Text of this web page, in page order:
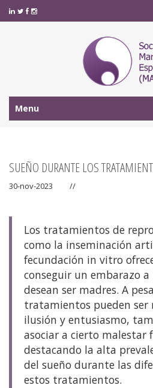
Menu
SUEÑO DURANTE LOS
30-nov-2023 //
Los tratamientos de
como la inseminación
fecundación in vitro
conseguir un embarazo
desean ser madres. A
tratamientos pueden ser
ilusión y entusiasmo,
asociar a cierto malestar
destacando la alta
del sueño durante las
estos tratamientos.